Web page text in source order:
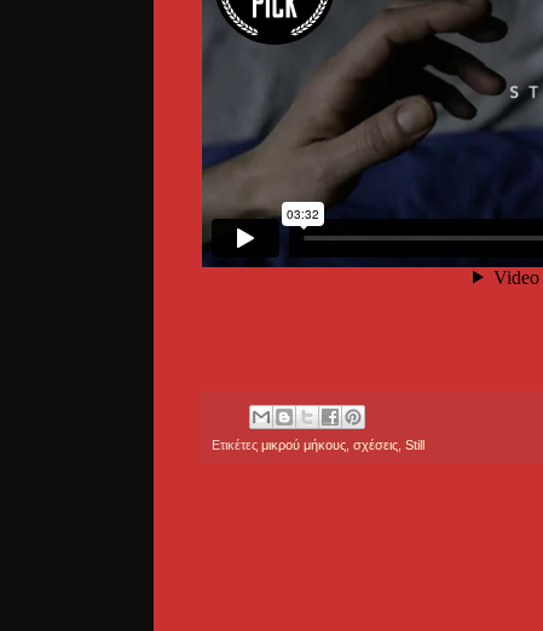
Ετικέτες μικρού μήκους σχέσεις Still